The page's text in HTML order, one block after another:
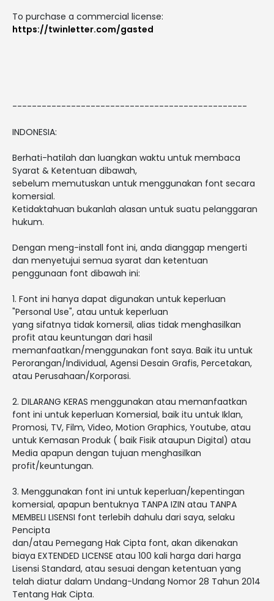
To purchase a commercial license:
https://twinletter.com/gasted
------------------------------------------------
INDONESIA:
Berhati-hatilah dan luangkan waktu untuk membaca
Syarat & Ketentuan dibawah,
sebelum memutuskan untuk menggunakan font secara
komersial.
Ketidaktahuan bukanlah alasan untuk suatu pelanggaran
hukum.
Dengan meng-install font ini, anda dianggap mengerti
dan menyetujui semua syarat dan ketentuan
penggunaan font dibawah ini:
1. Font ini hanya dapat digunakan untuk keperluan
"Personal Use", atau untuk keperluan
yang sifatnya tidak komersil, alias tidak menghasilkan
profit atau keuntungan dari hasil
memanfaatkan/menggunakan font saya. Baik itu untuk
Perorangan/Individual, Agensi Desain Grafis, Percetakan,
atau Perusahaan/Korporasi.
2. DILARANG KERAS menggunakan atau memanfaatkan
font ini untuk keperluan Komersial, baik itu untuk Iklan,
Promosi, TV, Film, Video, Motion Graphics, Youtube, atau
untuk Kemasan Produk ( baik Fisik ataupun Digital) atau
Media apapun dengan tujuan menghasilkan
profit/keuntungan.
3. Menggunakan font ini untuk keperluan/kepentingan
komersial, apapun bentuknya TANPA IZIN atau TANPA
MEMBELI LISENSI font terlebih dahulu dari saya, selaku
Pencipta
dan/atau Pemegang Hak Cipta font, akan dikenakan
biaya EXTENDED LICENSE atau 100 kali harga dari harga
Lisensi Standard, atau sesuai dengan ketentuan yang
telah diatur dalam Undang-Undang Nomor 28 Tahun 2014
Tentang Hak Cipta.